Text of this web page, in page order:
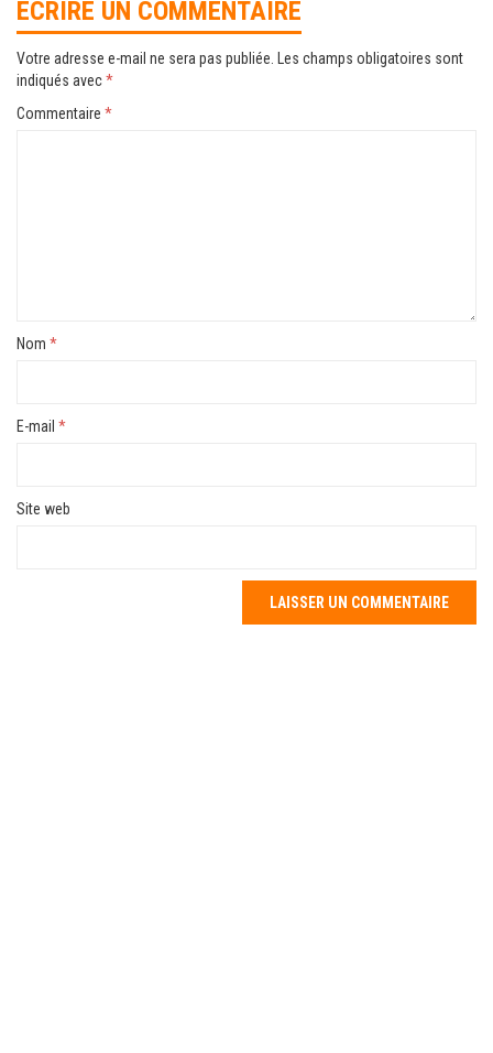
ÉCRIRE UN COMMENTAIRE
Votre adresse e-mail ne sera pas publiée. Les champs obligatoires sont
indiqués avec*
Commentaire *
Nom *
E-mail *
Site web